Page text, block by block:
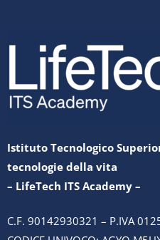
Istituto Tecnologico
tecnologie della vita
– LifeTech ITS Academy –
C.F. 90142930321 – P.IVA